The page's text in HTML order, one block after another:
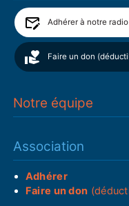
Adhérer à notre
Faire un don
Notre équipe
Association
Adhérer
Faire un don